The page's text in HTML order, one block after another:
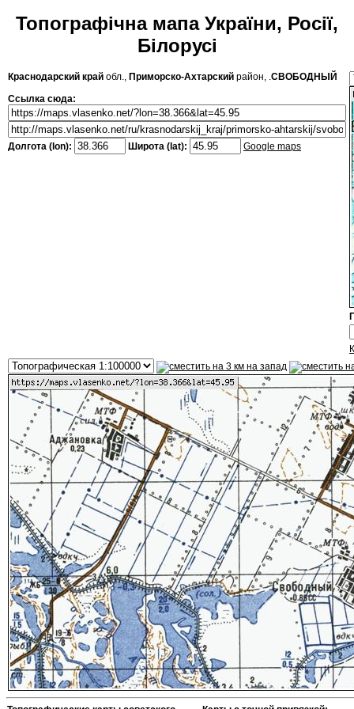
Топографічна мапа України, Росії,
Білорусі
Краснодарский край обл., Приморско-Ахтарский район, .СВОБОДНЫЙ
Ссылка сюда:
Долгота (lon): Широта (lat): Google maps